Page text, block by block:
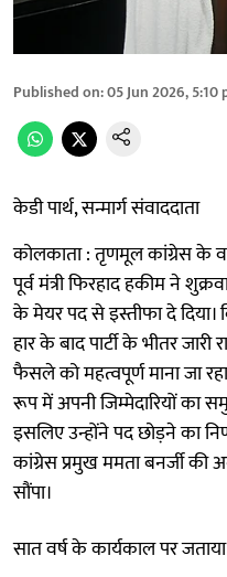
Published on:05 Jun 2026, 5:10
केडी पार्थ, सन्मार्ग संवाददाता
कोलकाता : तृणमूल कांग्रेस के
पूर्व मंत्री फिरहाद हकीम ने
के मेयर पद से इस्तीफा दे
हार के बाद पार्टी के भीतर
फैसले को महत्वपूर्ण माना जा
रूप में अपनी जिम्मेदारियों का
इसलिए उन्होंने पद छोड़ने का
कांग्रेस प्रमुख ममता बनर्जी की
सौंपा।
सात वर्ष के कार्यकाल पर